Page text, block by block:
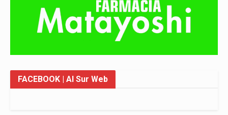
FACEBOOK | Al Sur Web